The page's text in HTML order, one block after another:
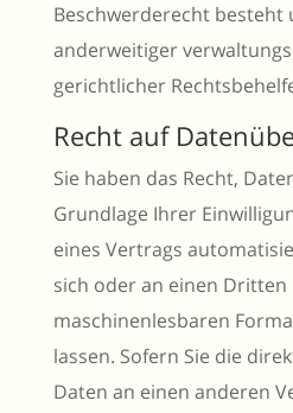
Beschwerderecht besteht
anderweitiger
gerichtlicher
Recht auf
Sie haben das Recht,
Grundlage Ihrer
eines Vertrags
sich oder an einen Dritten
maschinenlesbaren
lassen. Sofern Sie die
Daten an einen anderen